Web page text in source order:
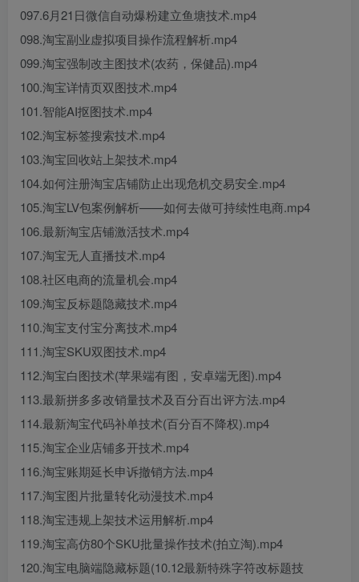
097.6月21日微信自动爆粉建立鱼塘技术.mp4
098.淘宝副业虚拟项目操作流程解析.mp4
099.淘宝强制改主图技术(农药，保健品).mp4
100.淘宝详情页双图技术.mp4
101.智能AI抠图技术.mp4
102.淘宝标签搜索技术.mp4
103.淘宝回收站上架技术.mp4
104.如何注册淘宝店铺防止出现危机交易安全.mp4
105.淘宝LV包案例解析——如何去做可持续性电商.mp4
106.最新淘宝店铺激活技术.mp4
107.淘宝无人直播技术.mp4
108.社区电商的流量机会.mp4
109.淘宝反标题隐藏技术.mp4
110.淘宝支付宝分离技术.mp4
111.淘宝SKU双图技术.mp4
112.淘宝白图技术(苹果端有图，安卓端无图).mp4
113.最新拼多多改销量技术及百分百出评方法.mp4
114.最新淘宝代码补单技术(百分百不降权).mp4
115.淘宝企业店铺多开技术.mp4
116.淘宝账期延长申诉撤销方法.mp4
117.淘宝图片批量转化动漫技术.mp4
118.淘宝违规上架技术运用解析.mp4
119.淘宝高仿80个SKU批量操作技术(拍立淘).mp4
120.淘宝电脑端隐藏标题(10.12最新特殊字符改标题技